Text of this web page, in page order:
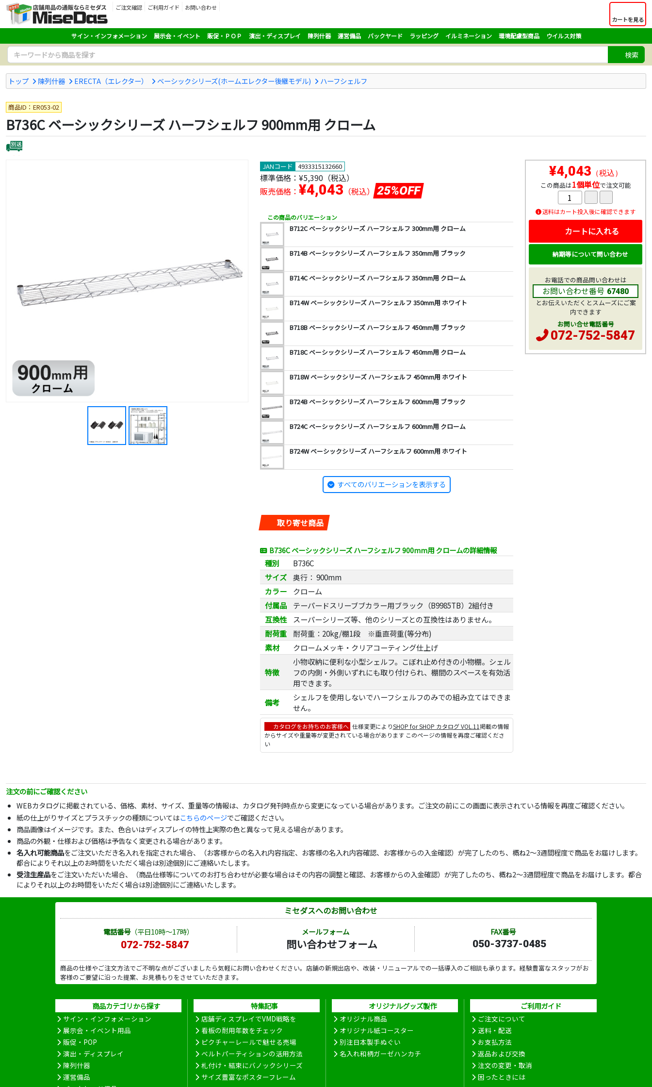
ご注文確認 ご利用ガイド
お問い合わせ
カートを見る
サイン・インフォメーション 展示会・イベント 販促・ＰＯＰ 演出・ディスプレイ 陳列什器 運営備品 バックヤード ラッピング イルミネーション 環境配慮型商品 ウイルス対策
検索
トップ 陳列什器 ERECTA（エレクター） ベーシックシリーズ(ホームエレクター後継モデル) ハーフシェルフ
商品ID：ER053-02
B736C ベーシックシリーズ ハーフシェルフ 900mm用 クローム
JANコード 4933315132660
標準価格： ¥5,390 （税込）
販売価格： ¥4,043 （税込） 25%OFF
この商品のバリエーション
B712C ベーシックシリーズ ハーフシェルフ 300mm用 クローム
B714B ベーシックシリーズ ハーフシェルフ 350mm用 ブラック
B714C ベーシックシリーズ ハーフシェルフ 350mm用 クローム
B714W ベーシックシリーズ ハーフシェルフ 350mm用 ホワイト
B718B ベーシックシリーズ ハーフシェルフ 450mm用 ブラック
B718C ベーシックシリーズ ハーフシェルフ 450mm用 クローム
B718W ベーシックシリーズ ハーフシェルフ 450mm用 ホワイト
B724B ベーシックシリーズ ハーフシェルフ 600mm用 ブラック
B724C ベーシックシリーズ ハーフシェルフ 600mm用 クローム
B724W ベーシックシリーズ ハーフシェルフ 600mm用 ホワイト
すべてのバリエーションを表示する
取り寄せ商品
B736C ベーシックシリーズ ハーフシェルフ 900mm用 クロームの詳細情報
種別
B736C
サイズ 奥行： 900mm
カラー
クローム
付属品
テーパードスリーブブカラー用ブラック（B9985TB）2組付き
互換性
スーパーシリーズ等、他のシリーズとの互換性はありません。
耐荷重
耐荷重：20kg/棚1段 ※垂直荷重(等分布)
素材
クロームメッキ・クリアコーティング仕上げ
特徴
小物収納に便利な小型シェルフ。こぼれ止め付きの小物棚。シェル
フの内側・外側いずれにも取り付けられ、棚間のスペースを有効活
用できます。
備考
シェルフを使用しないでハーフシェルフのみでの組み立てはできま
せん。
カタログをお持ちのお客様へ 仕様変更によりSHOP for SHOP カタログ VOL.11掲載の情報
からサイズや重量等が変更されている場合があります このページの情報を再度ご確認くださ
い
¥4,043 （税込）
この商品は1個単位で注文可能
送料はカート投入後に確認できます
カートに入れる
納期等について問い合わせ
お電話での商品問い合わせは
お問い合わせ番号 67480
とお伝えいただくとスムーズにご案
内できます
お問い合せ電話番号
072-752-5847
注文の前にご確認ください
WEBカタログに掲載されている、価格、素材、サイズ、重量等の情報は、カタログ発刊時点から変更になっている場合があります。ご注文の前にこの画面に表示されている情報を再度ご確認ください。
紙の仕上がりサイズとプラスチックの種類についてはこちらのページでご確認ください。
商品画像はイメージです。また、色合いはディスプレイの特性上実際の色と異なって見える場合があります。
商品の外観・仕様および価格は予告なく変更される場合があります。
名入れ可能商品をご注文いただき名入れを指定された場合、（お客様からの名入れ内容指定、お客様の名入れ内容確認、お客様からの入金確認）が完了したのち、概ね2～3週間程度で商品をお届けします。
都合によりそれ以上のお時間をいただく場合は別途個別にご連絡いたします。
受注生産品をご注文いただいた場合、（商品仕様等についてのお打ち合わせが必要な場合はその内容の調整と確認、お客様からの入金確認）が完了したのち、概ね2～3週間程度で商品をお届けします。都合
によりそれ以上のお時間をいただく場合は別途個別にご連絡いたします。
ミセダスへのお問い合わせ
電話番号（平日10時～17時）
072-752-5847
メールフォーム
問い合わせフォーム
FAX番号
050-3737-0485
商品の仕様やご注文方法でご不明な点がございましたら気軽にお問い合わせください。店舗の新規出店や、改装・リニューアルでの一括導入のご相談も承ります。経験豊富なスタッフがお
客様のご要望に沿った提案、お見積もりをさせていただきます。
商品カテゴリから探す
サイン・インフォメーション
展示会・イベント用品
販促・POP
演出・ディスプレイ
陳列什器
運営備品
特集記事
店舗ディスプレイでVMD戦略を
看板の耐用年数をチェック
ピクチャーレールで魅せる売場
ベルトパーティションの活用方法
札付け・結束にバノックシリーズ
サイズ豊富なポスターフレーム
オリジナルグッズ製作
オリジナル商品
オリジナル紙コースター
別注日本製手ぬぐい
名入れ和柄ガーゼハンカチ
ご利用ガイド
ご注文について
送料・配送
お支払方法
返品および交換
注文の変更・取消
困ったときには